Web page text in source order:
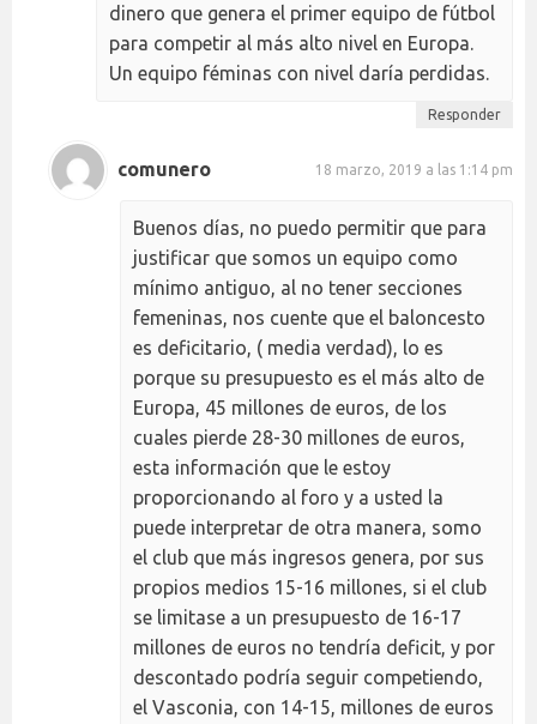
dinero que genera el primer equipo de fútbol
para competir al más alto nivel en Europa.
Un equipo féminas con nivel daría perdidas.
Responder
comunero 18 marzo, 2019 a las 1:14 pm
Buenos días, no puedo permitir que para
justificar que somos un equipo como
mínimo antiguo, al no tener secciones
femeninas, nos cuente que el baloncesto
es deficitario, ( media verdad), lo es
porque su presupuesto es el más alto de
Europa, 45 millones de euros, de los
cuales pierde 28-30 millones de euros,
esta información que le estoy
proporcionando al foro y a usted la
puede interpretar de otra manera, somo
el club que más ingresos genera, por sus
propios medios 15-16 millones, si el club
se limitase a un presupuesto de 16-17
millones de euros no tendría deficit, y por
descontado podría seguir competiendo,
el Vasconia, con 14-15, millones de euros